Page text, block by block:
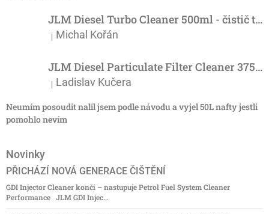
JLM Diesel Turbo Cleaner 500ml - čistič turba
Hodnocení produktu je 5 z 5 hvězdiček.
| Michal Kořán
JLM Diesel Particulate Filter Cleaner 375ml - účinný čistič DPF
Hodnocení produktu je 3 z 5 hvězdiček.
| Ladislav Kučera
Neumím posoudit nalil jsem podle návodu a vyjel 50L nafty jestli
pomohlo nevím
Novinky
PŘICHÁZÍ NOVÁ GENERACE ČIŠTĚNÍ
GDI Injector Cleaner končí – nastupuje Petrol Fuel System Cleaner
Performance JLM GDI Injec...